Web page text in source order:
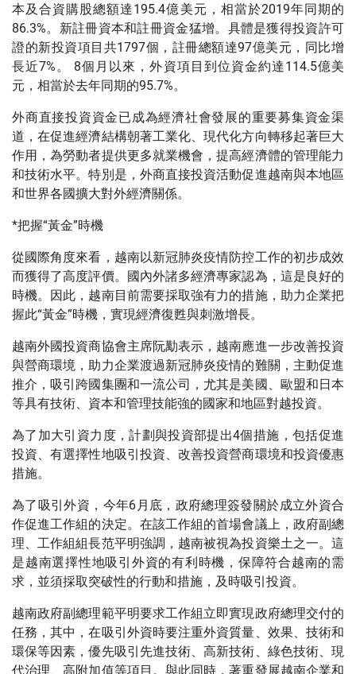
2020年前8月，外國投資商的新註冊資本、調整後的投資資
本及合資購股總額達195.4億美元，相當於2019年同期的
86.3%。新註冊資本和註冊資金猛增。具體是獲得投資許可
證的新投資項目共1797個，註冊總額達97億美元，同比增
長近7%。 8個月以來，外資項目到位資金約達114.5億美
外商直接投資資金已成為經濟社會發展的重要募集資金渠
道，在促進經濟結構朝著工業化、現代化方向轉移起著巨大
作用，為勞動者提供更多就業機會，提高經濟體的管理能力
和技術水平。特別是，外商直接投資活動促進越南與本地區
從國際角度來看，越南以新冠肺炎疫情防控工作的初步成效
而獲得了高度評價。國內外諸多經濟專家認為，這是良好的
時機。因此，越南目前需要採取強有力的措施，助力企業把
越南外國投資商協會主席阮勱表示，越南應進一步改善投資
與營商環境，助力企業渡過新冠肺炎疫情的難關，主動促進
推介，吸引跨國集團和一流公司，尤其是美國、歐盟和日本
為了加大引資力度，計劃與投資部提出4個措施，包括促進
投資、有選擇性地吸引投資、改善投資營商環境和投資優惠
為了吸引外資，今年6月底，政府總理簽發關於成立外資合
作促進工作組的決定。在該工作組的首場會議上，政府副總
理、工作組組長范平明強調，越南被視為投資樂土之一。這
是越南選擇性地吸引外資的有利時機，保障符合越南的需
越南政府副總理範平明要求工作組立即實現政府總理交付的
任務，其中，在吸引外資時要注重外資質量、效果、技術和
環保等因素，優先吸引先進技術、高新技術、綠色技術、現